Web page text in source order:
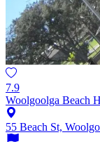
7.9
Woolgoolga Beach
55 Beach St,